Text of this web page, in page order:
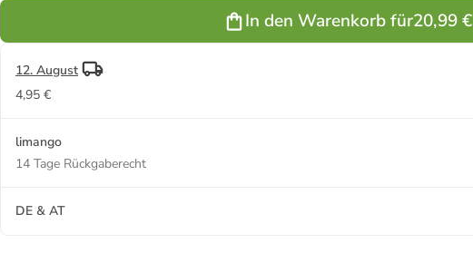
In den Warenkorb für20,99 €
12. August
4,95 €
limango
14 Tage Rückgaberecht
DE & AT